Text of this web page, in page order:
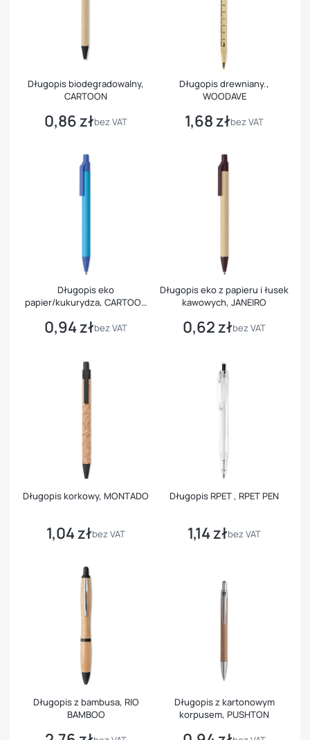
Długopis biodegradowalny,
CARTOON
Cena
0,86 złbez VAT
Długopis drewniany.,
WOODAVE
Cena
1,68 złbez VAT
Długopis eko
papier/kukurydza, CARTOON
Cena
0,94 złbez VAT
Długopis eko z papieru i łusek
kawowych, JANEIRO
Cena
0,62 złbez VAT
Długopis korkowy, MONTADO
Cena
1,04 złbez VAT
Długopis RPET , RPET PEN
Cena
1,14 złbez VAT
Długopis z bambusa, RIO
BAMBOO
Długopis z kartonowym
korpusem, PUSHTON